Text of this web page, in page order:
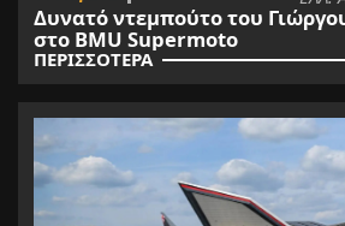
Δυνατό ντεμπούτο του
στο BMU Supermoto
ΠΕΡΙΣΣΟΤΕΡΑ